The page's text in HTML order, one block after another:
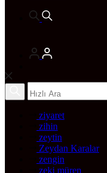
ziyaret
zihin
zeytin
Zeydan Karalar
zengin
zeki müren